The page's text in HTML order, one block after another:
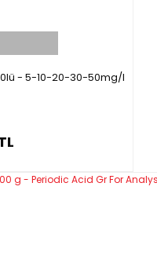
- 5-10-20-30-50mg/l